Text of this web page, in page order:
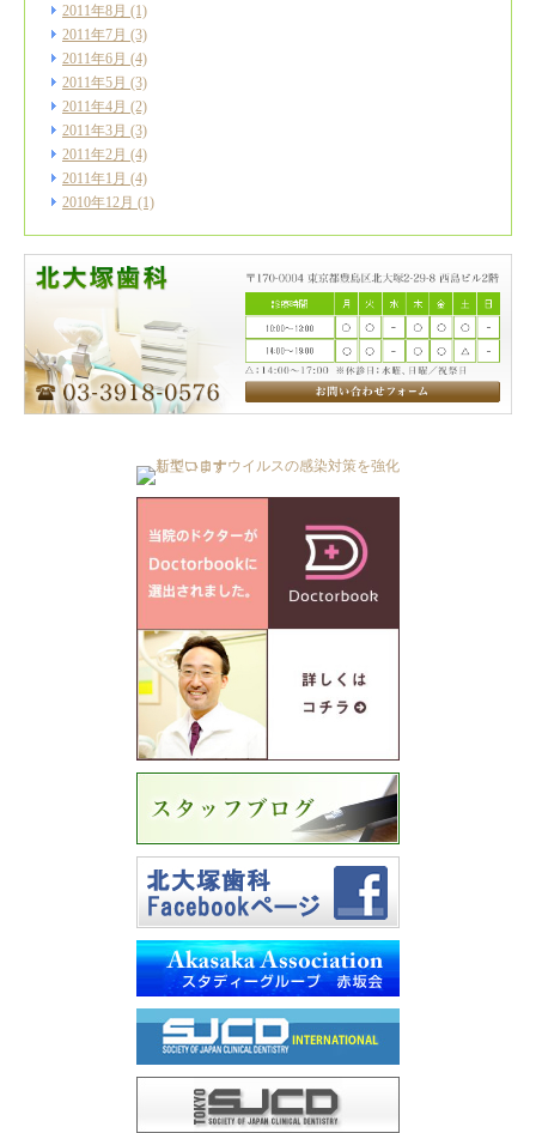
2011年8月 (1)
2011年7月 (3)
2011年6月 (4)
2011年5月 (3)
2011年4月 (2)
2011年3月 (3)
2011年2月 (4)
2011年1月 (4)
2010年12月 (1)